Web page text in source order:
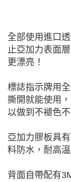
全部使用進口
止亞加力表面
更漂亮！
標誌指示牌用
撕開就能使用
以做到不褪色不
亞加力膠板具
料防水，耐高溫
背面自帶配有